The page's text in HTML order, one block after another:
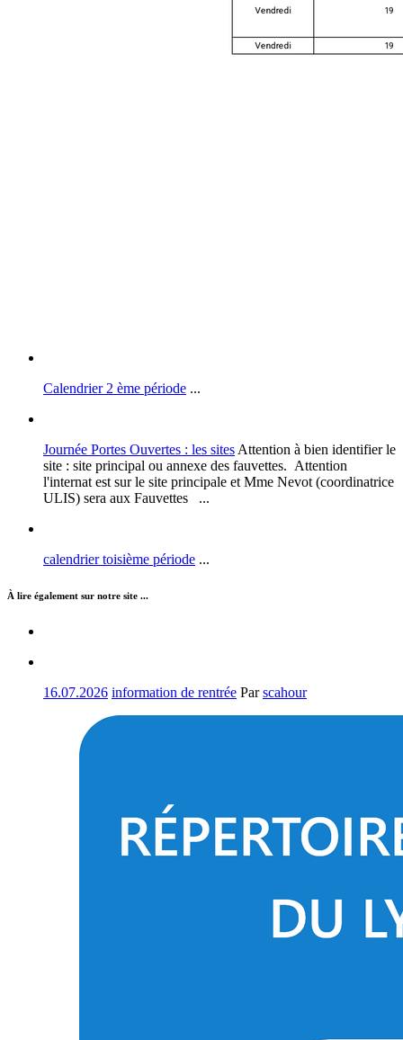
Calendrier 2 ème période ...
Journée Portes Ouvertes : les sites Attention à bien identifier le
site : site principal ou annexe des fauvettes. Attention
l'internat est sur le site principale et Mme Nevot (coordinatrice
ULIS) sera aux Fauvettes ...
calendrier toisième période ...
À lire également sur notre site ...
16.07.2026 information de rentrée Parscahour